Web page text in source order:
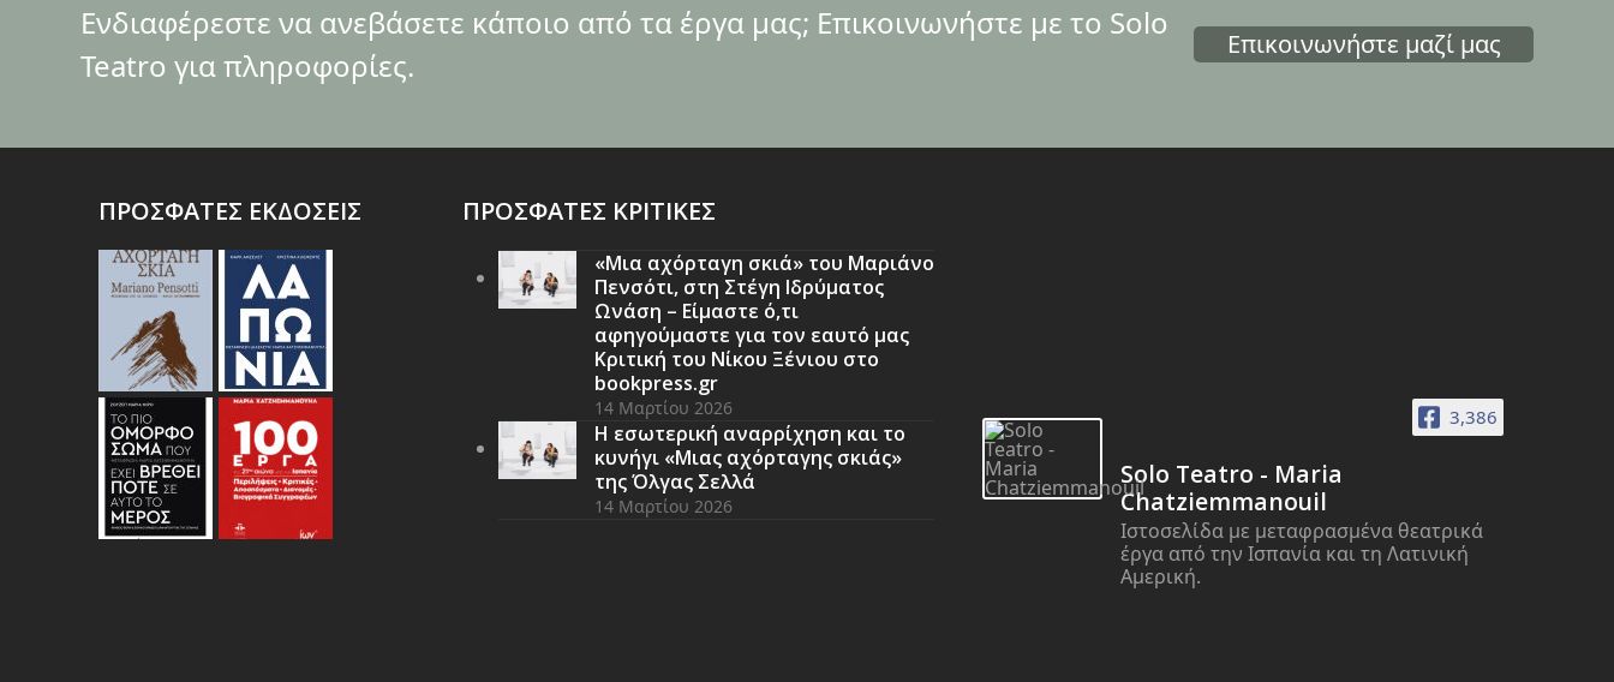
Ενδιαφέρεστε να ανεβάσετε κάποιο από τα έργα μας; Επικοινωνήστε με το Solo
Teatro για πληροφορίες.
Επικοινωνήστε μαζί μας
ΠΡΟΣΦΑΤΕΣ ΕΚΔΟΣΕΙΣ ΠΡΟΣΦΑΤΕΣ ΚΡΙΤΙΚΕΣ
«Μια αχόρταγη σκιά» του Μαριάνο
Πενσότι, στη Στέγη Ιδρύματος
Ωνάση – Είμαστε ό,τι
αφηγούμαστε για τον εαυτό μας
Κριτική του Νίκου Ξένιου στο
bookpress.gr
14 Μαρτίου 2026
Η εσωτερική αναρρίχηση και το
κυνήγι «Μιας αχόρταγης σκιάς»
της Όλγας Σελλά
14 Μαρτίου 2026
3,386
Solo Teatro - Maria
Chatziemmanouil
Ιστοσελίδα με μεταφρασμένα θεατρικά
έργα από την Ισπανία και τη Λατινική
Αμερική.